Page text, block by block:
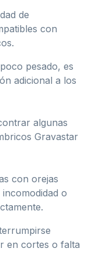
de
con
pesado, es
adicional a los
algunas
Gravastar
con orejas
o
en cortes o falta